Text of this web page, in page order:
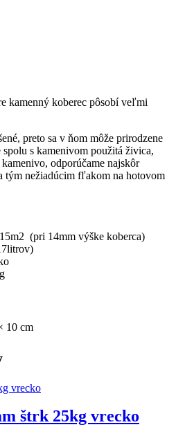
kamenný koberec pôsobí veľmi
preto sa v ňom môže prirodzene
s kamenivom použitá živica,
odporúčame najskôr
tým nežiadúcim fľakom na hotovom
(pri 14mm výške koberca)
10 cm
štrk 25kg vrecko